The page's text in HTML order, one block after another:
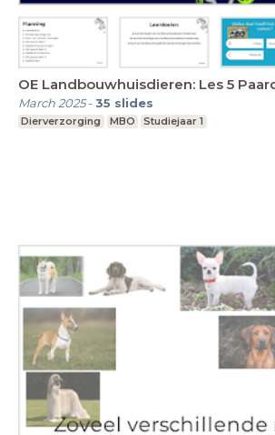
OE Landbouwhuisdieren: Les 5
March 2025-35 slides
Dierverzorging MBO Studiejaar 1